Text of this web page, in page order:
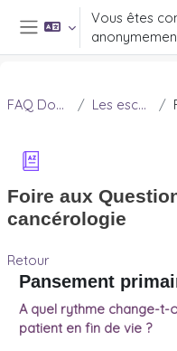
Passer au contenu principal
Panneau latéral
Vous êtes
FAQ Douleur Les escarres
Foire aux
cancérologie
Retour
Pansement
A quel rythme change-t-
patient en fin de vie ?